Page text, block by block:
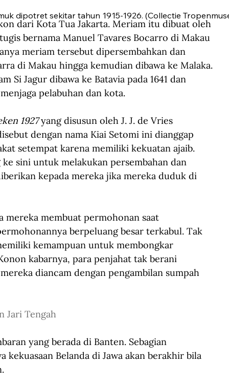
dipotret sekitar tahun 1915-1926. (Collectie
dari Kota Tua Jakarta. Meriam itu dibuat oleh
bernama Manuel Tavares Bocarro di Makau
meriam tersebut dipersembahkan dan
di Makau hingga kemudian dibawa ke Malaka.
Si Jagur dibawa ke Batavia pada 1641 dan
pelabuhan dan kota.
1927 yang disusun oleh J. J. de Vries
dengan nama Kiai Setomi ini dianggap
setempat karena memiliki kekuatan ajaib.
sini untuk melakukan persembahan dan
kepada mereka jika mereka duduk di
mereka membuat permohonan saat
berpeluang besar terkabul. Tak
kemampuan untuk membongkar
kabarnya, para penjahat tak berani
diancam dengan pengambilan sumpah
Jari Tengah
yang berada di Banten. Sebagian
kekuasaan Belanda di Jawa akan berakhir bila